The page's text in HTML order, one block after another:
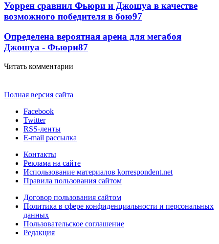
Уоррен сравнил Фьюри и Джошуа в качестве
возможного победителя в бою97
Определена вероятная арена для мегабоя
Джошуа - Фьюри87
Читать комментарии
Полная версия сайта
Facebook
Twitter
RSS-ленты
E-mail рассылка
Контакты
Реклама на сайте
Использование материалов korrespondent.net
Правила пользования сайтом
Договор пользования сайтом
Политика в сфере конфиденциальности и персональных
данных
Пользовательское соглашение
Редакция